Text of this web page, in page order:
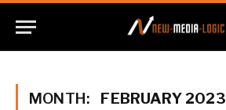
MONTH: FEBRUARY 2023